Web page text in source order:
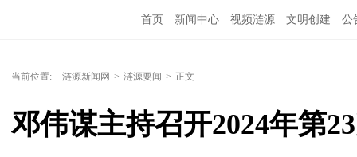
首页 新闻中心 视频涟源 文明创建 公
当前位置: 涟源新闻网 > 涟源要闻 > 正文
邓伟谋主持召开2024年第